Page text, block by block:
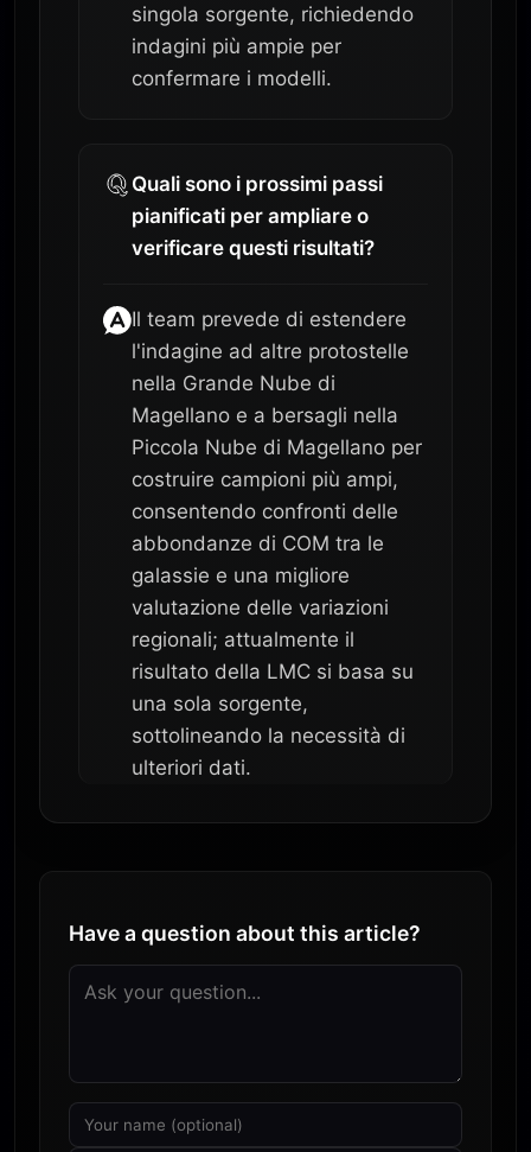
singola sorgente, richiedendo
indagini più ampie per
confermare i modelli.
Quali sono i prossimi passi
pianificati per ampliare o
verificare questi risultati?
Il team prevede di estendere
l'indagine ad altre protostelle
nella Grande Nube di
Magellano e a bersagli nella
Piccola Nube di Magellano per
costruire campioni più ampi,
consentendo confronti delle
abbondanze di COM tra le
galassie e una migliore
valutazione delle variazioni
regionali; attualmente il
risultato della LMC si basa su
una sola sorgente,
sottolineando la necessità di
ulteriori dati.
Have a question about this article?